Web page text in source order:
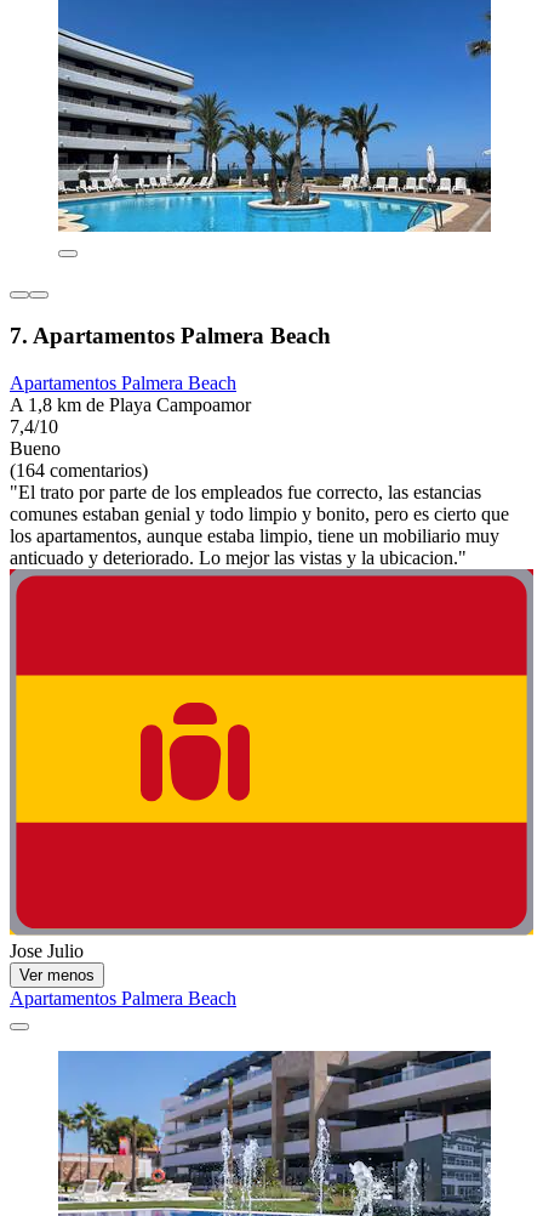
7. Apartamentos Palmera Beach
Apartamentos Palmera Beach
A 1,8 km de Playa Campoamor
7,4/10
Bueno
(164 comentarios)
"El trato por parte de los empleados fue correcto, las estancias
comunes estaban genial y todo limpio y bonito, pero es cierto que
los apartamentos, aunque estaba limpio, tiene un mobiliario muy
anticuado y deteriorado. Lo mejor las vistas y la ubicacion."
Jose Julio
Ver menos
Apartamentos Palmera Beach